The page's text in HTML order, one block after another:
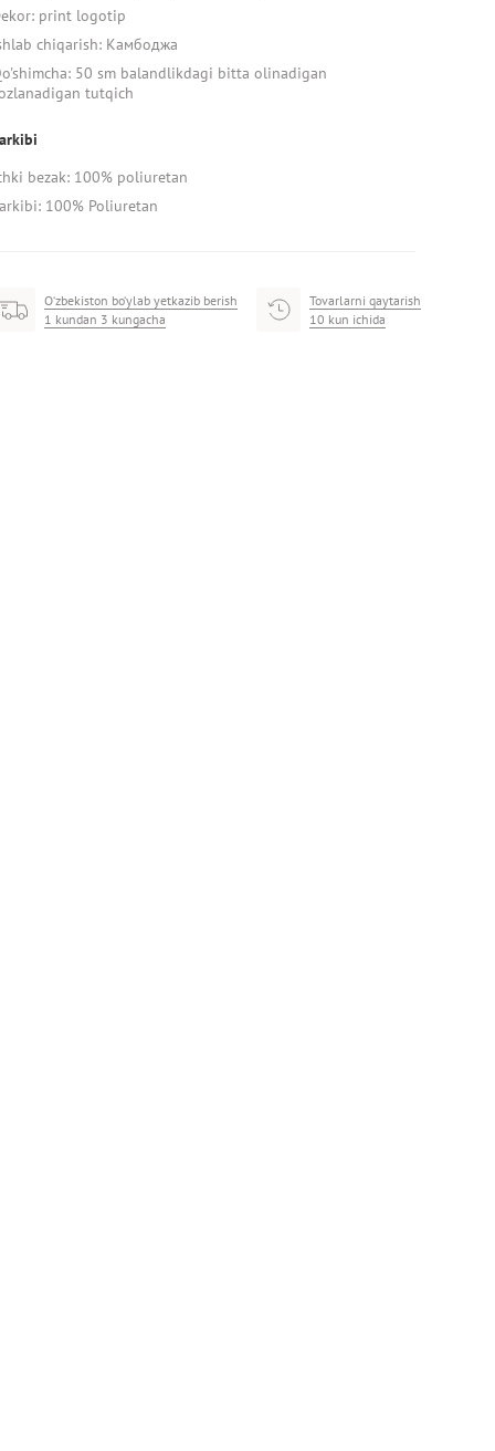
print logotip
chiqarish: Камбоджа
50 sm balandlikdagi bitta olinadigan
tutqich
bezak: 100% poliuretan
100% Poliuretan
O‘zbekiston bo‘ylab yetkazib berish
1 kundan 3 kungacha
Tovarlarni qaytarish
10 kun ichida